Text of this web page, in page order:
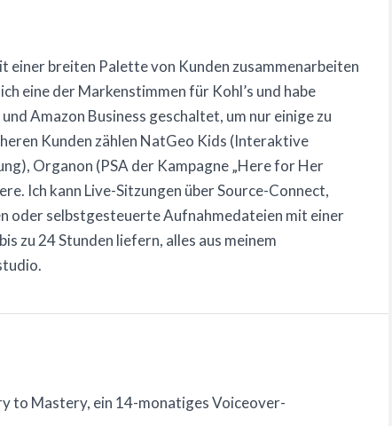
einer breiten Palette von Kunden zusammenarbeiten
eine der Markenstimmen für Kohl’s und habe
Amazon Business geschaltet, um nur einige zu
Kunden zählen NatGeo Kids (Interaktive
Organon (PSA der Kampagne „Here for Her
Ich kann Live-Sitzungen über Source-Connect,
oder selbstgesteuerte Aufnahmedateien mit einer
zu 24 Stunden liefern, alles aus meinem
to Mastery, ein 14-monatiges Voiceover-